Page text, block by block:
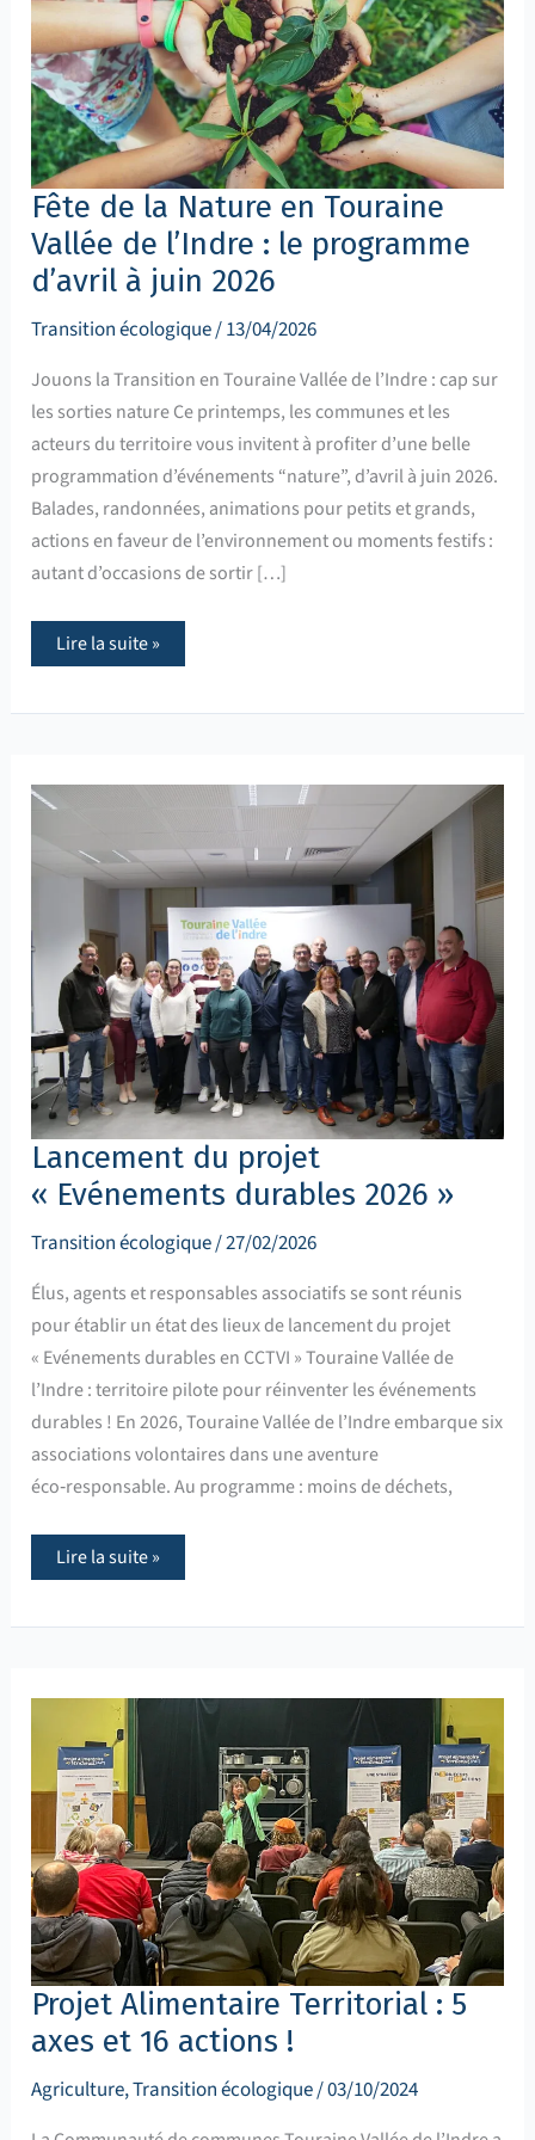
Fête de la Nature en Touraine
Vallée de l’Indre : le programme
d’avril à juin 2026
Transition écologique/13/04/2026
Jouons la Transition en Touraine Vallée de l’Indre : cap sur
les sorties nature Ce printemps, les communes et les
acteurs du territoire vous invitent à profiter d’une belle
programmation d’événements “nature”, d’avril à juin 2026.
Balades, randonnées, animations pour petits et grands,
actions en faveur de l’environnement ou moments festifs :
autant d’occasions de sortir […]
en
Touraine
Vallée
de
l’Indre
:
le
programme
d’avril
à
juin
2026
Lire la suite »
Lancement du projet
« Evénements durables 2026 »
Transition écologique/27/02/2026
Élus, agents et responsables associatifs se sont réunis
pour établir un état des lieux de lancement du projet
« Evénements durables en CCTVI » Touraine Vallée de
l’Indre : territoire pilote pour réinventer les événements
durables ! En 2026, Touraine Vallée de l’Indre embarque six
associations volontaires dans une aventure
éco‑responsable. Au programme : moins de déchets,
du
projet
2026 »
Lire la suite »
Projet Alimentaire Territorial : 5
axes et 16 actions !
Agriculture,Transition écologique/03/10/2024
Alimentaire
Territorial
5
axes
et
16
actions
!